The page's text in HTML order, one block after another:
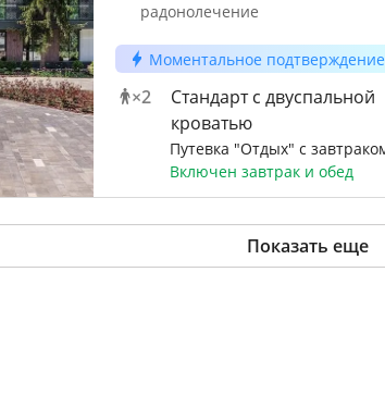
радонолечение
Моментальное подтверждение
×2
Стандарт с двуспальной
кроватью
Путевка "Отдых" с
Включен завтрак и обед
Показать еще